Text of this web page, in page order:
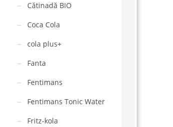
Cătinadă BIO
Coca Cola
cola plus+
Fanta
Fentimans
Fentimans Tonic Water
Fritz-kola